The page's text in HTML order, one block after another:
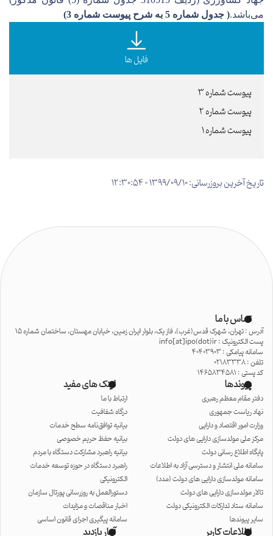
می‌باشد.( جدول شماره 5 به شرح پیوست شماره 3)
فایل ها
پیوست شماره 3
پیوست شماره 2
پیوست شماره 1
تاریخ آخرین بروزرسانی: 1399/09/10 - 12:30:54
تماس با ما
آدرس : تهران، شهرک قدس(غرب)، فاز یک، بلوار ایران زمین، خیابان مهستان، ساختمان شماره 15
پست الکترونیک : info[at]ipo(dot)ir
سامانه پیامکی : 40403903
تلفن : 02183338
کد پستی : 1465834581
پیوندها
دفتر مقام معظم رهبری
نهاد ریاست جمهوری
وزارت امور اقتصاد و دارایی
مرکز ملی مولدسازی دارایی های دولت
پایگاه اطلاع رسانی دولت
سامانه ملی انتشار و دسترسی آزاد به اطلاعات
سامانه مولدسازی دارایی های دولت (مدد)
تالار مولدسازی دارایی های دولت
سامانه ستاد تدارکات الکترونیکی دولت
سایر پیوندها
لینک های مفید
ارتباط با ما
درگاه شفافیت
بیانیه توافق‌نامه سطح خدمات
بیانیه حفظ حریم خصوصی
بیانیه راهبرد مشارکت دستگاه با مردم
راهبرد دستگاه در حوزه توسعه خدمات
الکترونیکی
دستورالعمل به روزرسانی پورتال سازمان
اخبار مناقصات و مزایدات
سامانه پیگیری اجرای قانون اساسی
اطلاعات کاربر آمار بازدید